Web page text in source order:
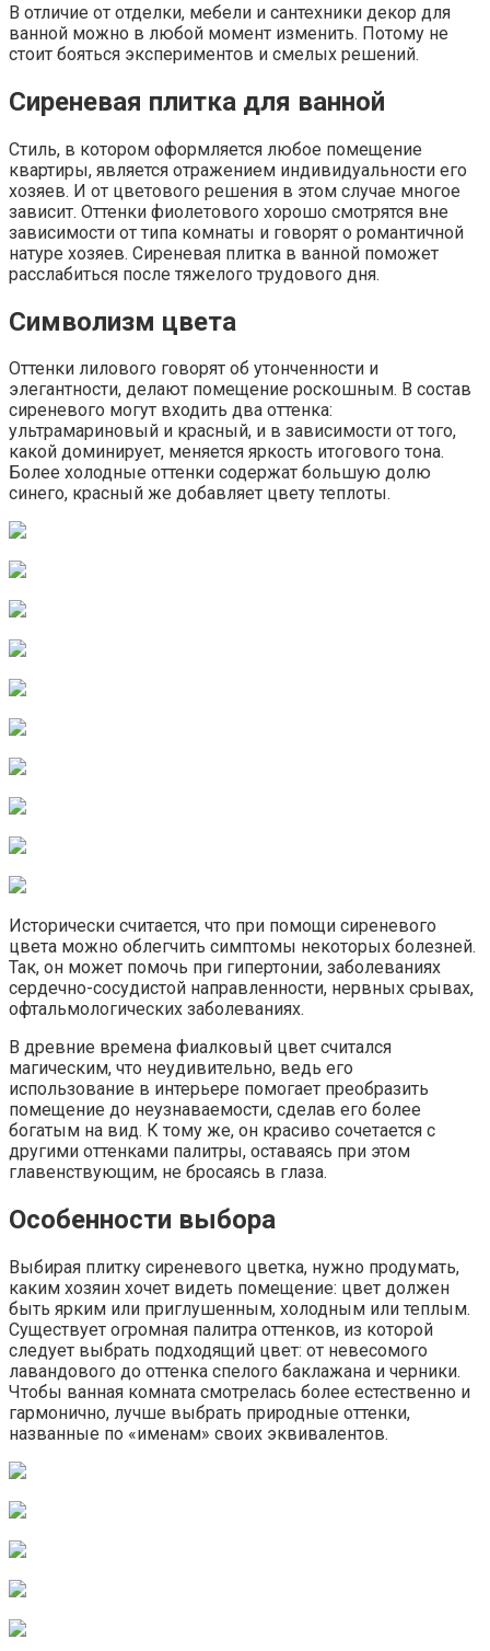
В отличие от отделки, мебели и сантехники декор для
ванной можно в любой момент изменить. Потому не
стоит бояться экспериментов и смелых решений.
Сиреневая плитка для ванной
Стиль, в котором оформляется любое помещение
квартиры, является отражением индивидуальности его
хозяев. И от цветового решения в этом случае многое
зависит. Оттенки фиолетового хорошо смотрятся вне
зависимости от типа комнаты и говорят о романтичной
натуре хозяев. Сиреневая плитка в ванной поможет
расслабиться после тяжелого трудового дня.
Символизм цвета
Оттенки лилового говорят об утонченности и
элегантности, делают помещение роскошным. В состав
сиреневого могут входить два оттенка:
ультрамариновый и красный, и в зависимости от того,
какой доминирует, меняется яркость итогового тона.
Более холодные оттенки содержат большую долю
синего, красный же добавляет цвету теплоты.
Исторически считается, что при помощи сиреневого
цвета можно облегчить симптомы некоторых болезней.
Так, он может помочь при гипертонии, заболеваниях
сердечно-сосудистой направленности, нервных срывах,
офтальмологических заболеваниях.
В древние времена фиалковый цвет считался
магическим, что неудивительно, ведь его
использование в интерьере помогает преобразить
помещение до неузнаваемости, сделав его более
богатым на вид. К тому же, он красиво сочетается с
другими оттенками палитры, оставаясь при этом
главенствующим, не бросаясь в глаза.
Особенности выбора
Выбирая плитку сиреневого цветка, нужно продумать,
каким хозяин хочет видеть помещение: цвет должен
быть ярким или приглушенным, холодным или теплым.
Существует огромная палитра оттенков, из которой
следует выбрать подходящий цвет: от невесомого
лавандового до оттенка спелого баклажана и черники.
Чтобы ванная комната смотрелась более естественно и
гармонично, лучше выбрать природные оттенки,
названные по «именам» своих эквивалентов.